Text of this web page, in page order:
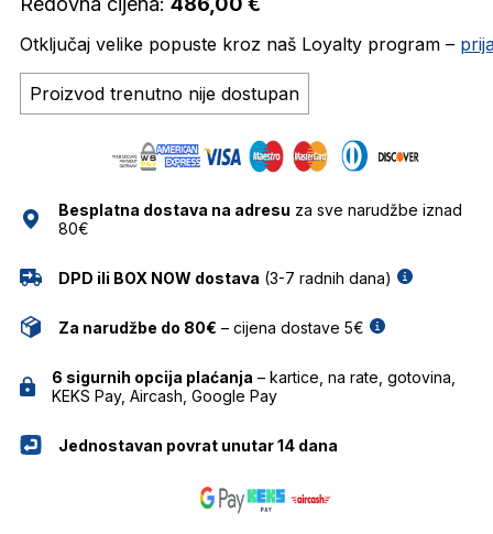
Otključaj velike popuste kroz naš Loyalty program –
Proizvod trenutno nije dostupan
Besplatna dostava na adresu za sve narudžbe iznad
80€
DPD ili BOX NOW dostava (3-7 radnih dana)
Za narudžbe do 80€ – cijena dostave 5€
6 sigurnih opcija plaćanja – kartice, na rate, gotovina,
KEKS Pay, Aircash, Google Pay
Jednostavan povrat unutar 14 dana